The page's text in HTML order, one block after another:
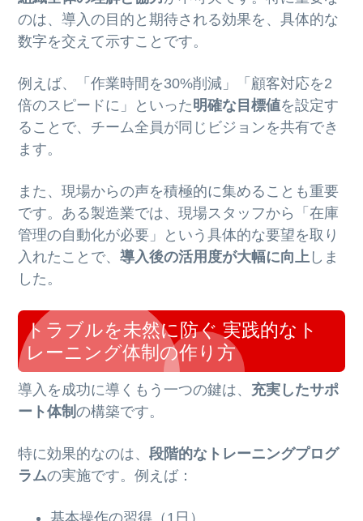
のは、導入の目的と期待される効果を、具体的な
数字を交えて示すことです。
例えば、「作業時間を30%削減」「顧客対応を2
倍のスピードに」といった明確な目標値を設定す
ることで、チーム全員が同じビジョンを共有でき
ます。
また、現場からの声を積極的に集めることも重要
です。ある製造業では、現場スタッフから「在庫
管理の自動化が必要」という具体的な要望を取り
入れたことで、導入後の活用度が大幅に向上 しま
した。
トラブルを未然に防ぐ 実践的なト
レーニング体制の作り方
導入を成功に導くもう一つの鍵は、 充実したサポ
ート体制の構築です。
特に効果的なのは、段階的なトレーニングプログ
ラムの実施です。例えば：
基本操作の習得（1日）